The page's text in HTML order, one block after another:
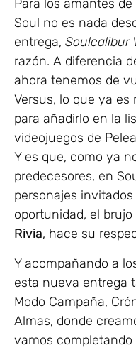
Para los amantes
Soul no es nada
entrega, Soulcalibur
razón. A diferencia
ahora tenemos de
Versus, lo que ya
para añadirlo en la
videojuegos de
Y es que, como ya
predecesores, en
personajes
oportunidad, el brujo
Rivia, hace su
Y acompañando a
esta nueva entrega
Modo Campaña,
Almas, donde
vamos completando